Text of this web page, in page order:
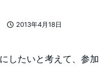
2013年4月18日
したいと考えて、参